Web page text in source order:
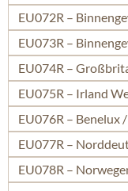
EU072R –
EU073R –
EU074R –
EU075R – Irland
EU076R – Benelux
EU077R –
EU078R –